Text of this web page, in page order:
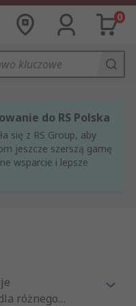
0
do RS Polska
się z RS Group, aby
jeszcze szerszą gamę
wsparcie i lepsze
różnego